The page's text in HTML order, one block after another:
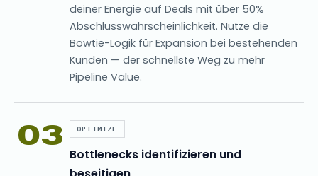
deiner Energie auf Deals mit über 50%
Abschlusswahrscheinlichkeit. Nutze die
Bowtie-Logik für Expansion bei bestehenden
Kunden — der schnellste Weg zu mehr
Pipeline Value.
03 OPTIMIZE
Bottlenecks identifizieren und